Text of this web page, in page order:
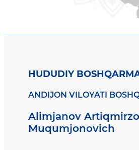
HUDUDIY
ANDIJON VILOYATI
Alimjanov Artiqmirzo
Muqumjonovich